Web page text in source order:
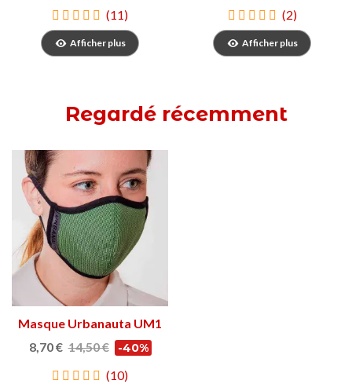
(11)
Afficher plus
(2)
Afficher plus
Regardé récemment
Masque Urbanauta UM1
8,70 € 14,50 € -40%
(10)